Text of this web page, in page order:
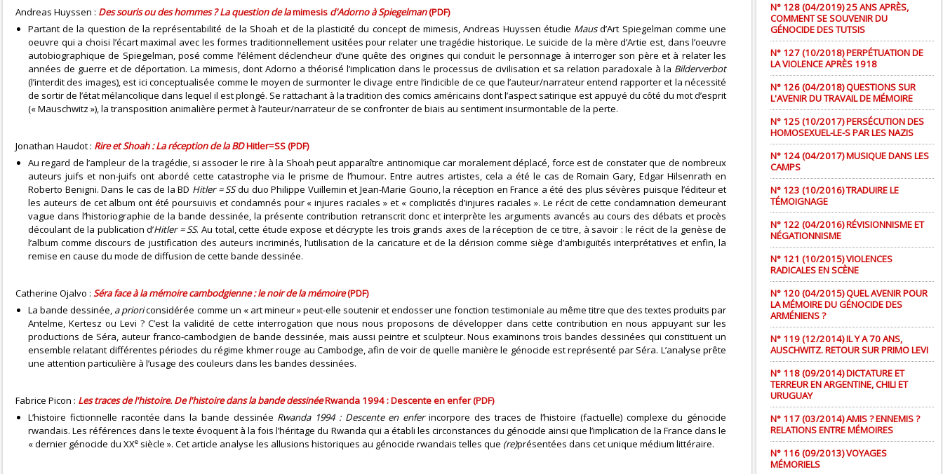
Andreas Huyssen : Des souris ou des hommes ? La question de lamimesis d'Adorno à Spiegelman(PDF)
Partant de la question de la représentabilité de la Shoah et de la plasticité du concept de mimesis, Andreas Huyssen étudie Mausd’Art Spiegelman comme une
oeuvre qui a choisi l’écart maximal avec les formes traditionnellement usitées pour relater une tragédie historique. Le suicide de la mère d’Artie est, dans l’oeuvre
autobiographique de Spiegelman, posé comme l’élément déclencheur d’une quête des origines qui conduit le personnage à interroger son père et à relater les
années de guerre et de déportation. La mimesis, dont Adorno a théorisé l’implication dans le processus de civilisation et sa relation paradoxale à la Bilderverbot
(l’interdit des images), est ici conceptualisée comme le moyen de surmonter le clivage entre l’indicible de ce que l’auteur/narrateur entend rapporter et la nécessité
de sortir de l’état mélancolique dans lequel il est plongé. Se rattachant à la tradition des comics américains dont l’aspect satirique est appuyé du côté du mot d’esprit
(« Mauschwitz »), la transposition animalière permet à l’auteur/narrateur de se confronter de biais au sentiment insurmontable de la perte.
Jonathan Haudot : Rire et Shoah : La réception de la BDHitler=SS (PDF)
Au regard de l’ampleur de la tragédie, si associer le rire à la Shoah peut apparaître antinomique car moralement déplacé, force est de constater que de nombreux
auteurs juifs et non-juifs ont abordé cette catastrophe via le prisme de l’humour. Entre autres artistes, cela a été le cas de Romain Gary, Edgar Hilsenrath en
Roberto Benigni. Dans le cas de la BD Hitler = SSdu duo Philippe Vuillemin et Jean-Marie Gourio, la réception en France a été des plus sévères puisque l’éditeur et
les auteurs de cet album ont été poursuivis et condamnés pour « injures raciales » et « complicités d’injures raciales ». Le récit de cette condamnation demeurant
vague dans l’historiographie de la bande dessinée, la présente contribution retranscrit donc et interprète les arguments avancés au cours des débats et procès
découlant de la publication d’Hitler = SS. Au total, cette étude expose et décrypte les trois grands axes de la réception de ce titre, à savoir : le récit de la genèse de
l’album comme discours de justification des auteurs incriminés, l’utilisation de la caricature et de la dérision comme siège d’ambiguïtés interprétatives et enfin, la
remise en cause du mode de diffusion de cette bande dessinée.
Catherine Ojalvo : Séra face à la mémoire cambodgienne : le noir de la mémoire(PDF)
La bande dessinée, a prioriconsidérée comme un « art mineur » peut-elle soutenir et endosser une fonction testimoniale au même titre que des textes produits par
Antelme, Kertesz ou Levi ? C’est la validité de cette interrogation que nous nous proposons de développer dans cette contribution en nous appuyant sur les
productions de Séra, auteur franco-cambodgien de bande dessinée, mais aussi peintre et sculpteur. Nous examinons trois bandes dessinées qui constituent un
ensemble relatant différentes périodes du régime khmer rouge au Cambodge, afin de voir de quelle manière le génocide est représenté par Séra. L’analyse prête
une attention particulière à l’usage des couleurs dans les bandes dessinées.
Fabrice Picon : Les traces de l'histoire. De l'histoire dans la bande dessinéeRwanda 1994 : Descente en enfer (PDF)
L’histoire fictionnelle racontée dans la bande dessinée Rwanda 1994 : Descente en enferincorpore des traces de l’histoire (factuelle) complexe du génocide
rwandais. Les références dans le texte évoquent à la fois l’héritage du Rwanda qui a établi les circonstances du génocide ainsi que l’implication de la France dans le
« dernier génocide du XXe siècle ». Cet article analyse les allusions historiques au génocide rwandais telles que (re)présentées dans cet unique médium littéraire.
N° 128 (04/2019) 25 ANS APRÈS,
COMMENT SE SOUVENIR DU
GÉNOCIDE DES TUTSIS
N° 127 (10/2018) PERPÉTUATION DE
LA VIOLENCE APRÈS 1918
N° 126 (04/2018) QUESTIONS SUR
L'AVENIR DU TRAVAIL DE MÉMOIRE
N° 125 (10/2017) PERSÉCUTION DES
HOMOSEXUEL-LE-S PAR LES NAZIS
N° 124 (04/2017) MUSIQUE DANS LES
CAMPS
N° 123 (10/2016) TRADUIRE LE
TÉMOIGNAGE
N° 122 (04/2016) RÉVISIONNISME ET
NÉGATIONNISME
N° 121 (10/2015) VIOLENCES
RADICALES EN SCÈNE
N° 120 (04/2015) QUEL AVENIR POUR
LA MÉMOIRE DU GÉNOCIDE DES
ARMÉNIENS ?
N° 119 (12/2014) IL Y A 70 ANS,
AUSCHWITZ. RETOUR SUR PRIMO LEVI
N° 118 (09/2014) DICTATURE ET
TERREUR EN ARGENTINE, CHILI ET
URUGUAY
N° 117 (03/2014) AMIS ? ENNEMIS ?
RELATIONS ENTRE MÉMOIRES
N° 116 (09/2013) VOYAGES
MÉMORIELS